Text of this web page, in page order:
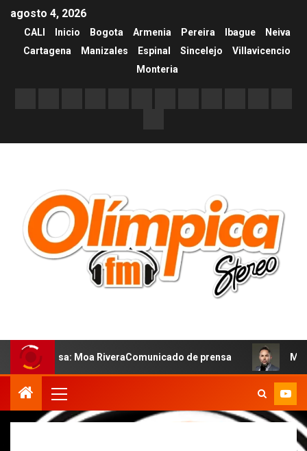
agosto 4, 2026
CALI Inicio Bogota Armenia Pereira Ibague
Neiva
Cartagena
Manizales Espinal Sincelejo
Villavicencio
Monteria
Moa RiveraComunicado de prensa MARCOS